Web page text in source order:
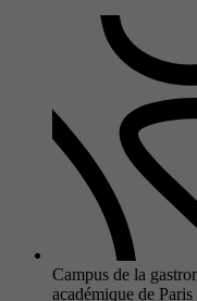
Campus de la
académique de Paris